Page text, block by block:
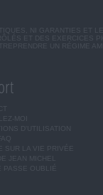
NI GARANTIES ET
ET DES EXERCICES
UN RÉGIME
MOI
D'UTILISATION
SUR LA VIE PRIVÉE
JEAN MICHEL
PASSE OUBLIÉ